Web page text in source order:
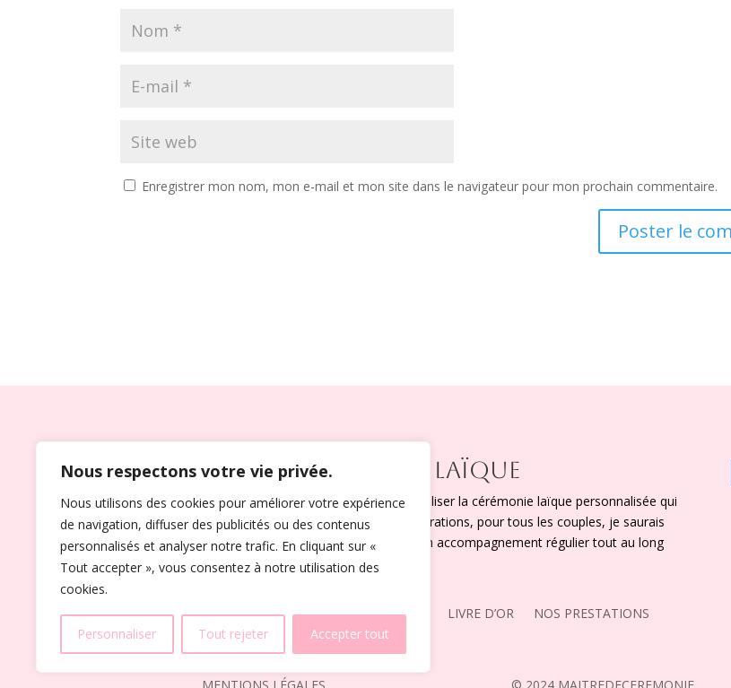
Nous respectons votre vie privée.
Nous utilisons des cookies pour améliorer votre expérience
de navigation, diffuser des publicités ou des contenus
personnalisés et analyser notre trafic. En cliquant sur «
Tout accepter », vous consentez à notre utilisation des
cookies.
Personnaliser Tout rejeter Accepter tout
Enregistrer mon nom, mon e-mail et mon site dans le navigateur pour mon prochain commentaire.
OFFICIANT DE CÉRÉMONIE LAÏQUE
Riche d’une expérience de plus de10 ans,Je peux réaliser la cérémonie laïque personnalisée qui
correspondra à vos attentes. Dans toutes les configurations, pour tous les couples, je saurais
répondre à vos souhaits les plus romantiques avec un accompagnement régulier tout au long
de leur préparatif.
ACCUEIL À PROPOS ACTUALITÉS CONTACT LIVRE D’OR NOS PRESTATIONS